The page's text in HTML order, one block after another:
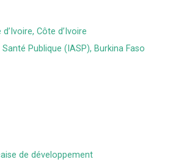
Côte d’Ivoire
Publique (IASP), Burkina Faso
de développement